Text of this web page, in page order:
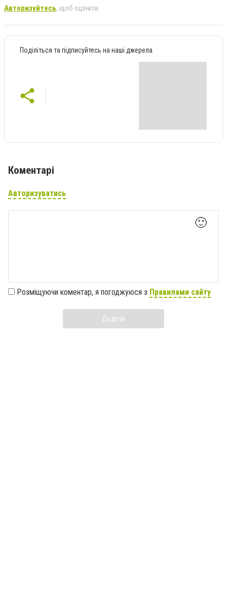
Авторизуйтесь, щоб оцінити
Поділіться та підписуйтесь на наші джерела
Коментарі
Авторизуватись
🙂
Розміщуючи коментар, я погоджуюся з Правилами сайту
Додати